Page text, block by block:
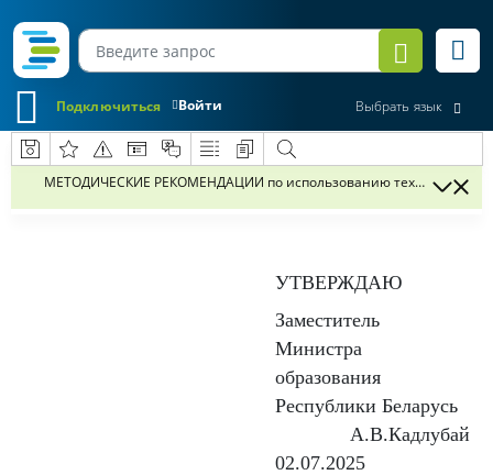
Войти
Подключиться Выбрать язык
МЕТОДИЧЕСКИЕ РЕКОМЕНДАЦИИ по
УТВЕРЖДАЮ
Заместитель
Министра
образования
Республики Беларусь
А.В.Кадлубай
02.07.2025